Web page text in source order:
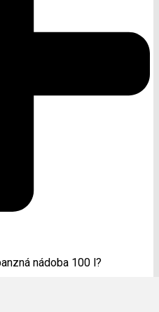
nádoba 100 l?